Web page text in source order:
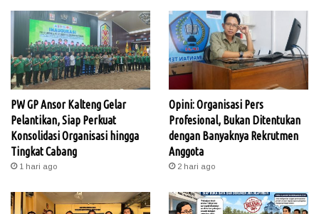
PW GP Ansor Kalteng Gelar
Pelantikan, Siap Perkuat
Konsolidasi Organisasi hingga
Tingkat Cabang
1 hari ago
Opini: Organisasi Pers
Profesional, Bukan Ditentukan
dengan Banyaknya Rekrutmen
Anggota
2 hari ago